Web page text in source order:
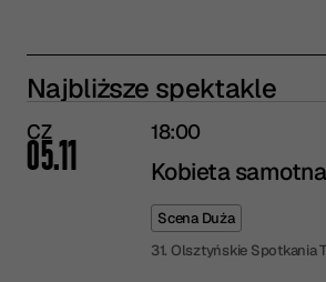
Najbliższe spektakle
CZ
05.11
18:00
Kobieta samotna
Scena Duża
31. Olsztyńskie Spotkania